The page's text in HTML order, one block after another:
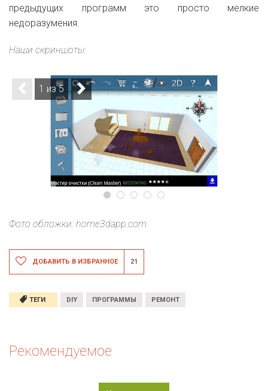
предыдущих программ это просто мелкие
недоразумения.
Наши скриншоты:
1 из 5
Фото обложки: home3dapp.com
ДОБАВИТЬ В ИЗБРАННОЕ 21
ТЕГИ DIY ПРОГРАММЫ РЕМОНТ
Рекомендуемое